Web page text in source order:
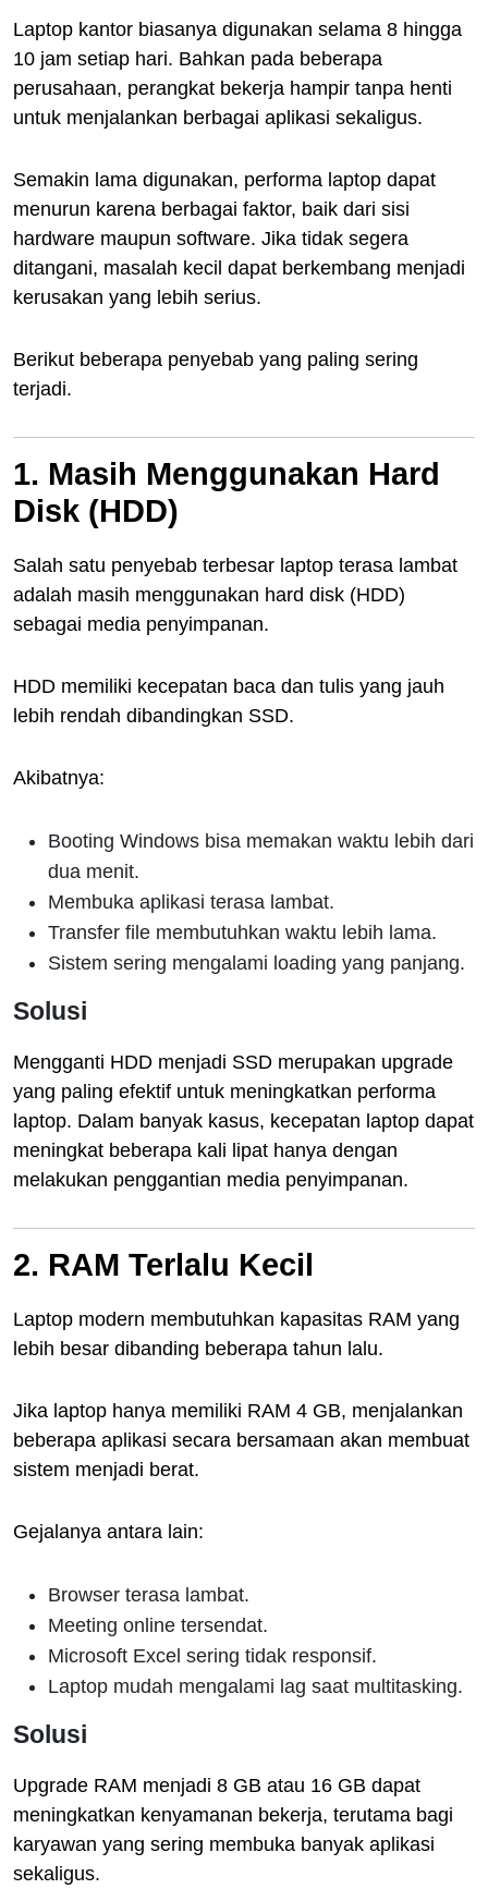
Laptop kantor biasanya digunakan selama 8 hingga
10 jam setiap hari. Bahkan pada beberapa
perusahaan, perangkat bekerja hampir tanpa henti
untuk menjalankan berbagai aplikasi sekaligus.
Semakin lama digunakan, performa laptop dapat
menurun karena berbagai faktor, baik dari sisi
hardware maupun software. Jika tidak segera
ditangani, masalah kecil dapat berkembang menjadi
kerusakan yang lebih serius.
Berikut beberapa penyebab yang paling sering
terjadi.
1. Masih Menggunakan Hard
Disk (HDD)
Salah satu penyebab terbesar laptop terasa lambat
adalah masih menggunakan hard disk (HDD)
sebagai media penyimpanan.
HDD memiliki kecepatan baca dan tulis yang jauh
lebih rendah dibandingkan SSD.
Akibatnya:
Booting Windows bisa memakan waktu lebih dari
dua menit.
Membuka aplikasi terasa lambat.
Transfer file membutuhkan waktu lebih lama.
Sistem sering mengalami loading yang panjang.
Solusi
Mengganti HDD menjadi SSD merupakan upgrade
yang paling efektif untuk meningkatkan performa
laptop. Dalam banyak kasus, kecepatan laptop dapat
meningkat beberapa kali lipat hanya dengan
melakukan penggantian media penyimpanan.
2. RAM Terlalu Kecil
Laptop modern membutuhkan kapasitas RAM yang
lebih besar dibanding beberapa tahun lalu.
Jika laptop hanya memiliki RAM 4 GB, menjalankan
beberapa aplikasi secara bersamaan akan membuat
sistem menjadi berat.
Gejalanya antara lain:
Browser terasa lambat.
Meeting online tersendat.
Microsoft Excel sering tidak responsif.
Laptop mudah mengalami lag saat multitasking.
Solusi
Upgrade RAM menjadi 8 GB atau 16 GB dapat
meningkatkan kenyamanan bekerja, terutama bagi
karyawan yang sering membuka banyak aplikasi
sekaligus.